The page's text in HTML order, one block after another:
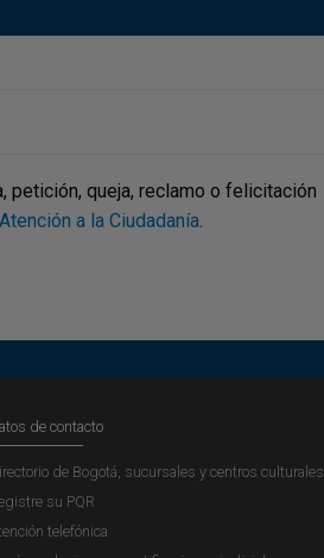
petición, queja, reclamo o felicitación
a la Ciudadanía.
de contacto
de Bogotá, sucursales y centros culturales
su PQR
telefónica